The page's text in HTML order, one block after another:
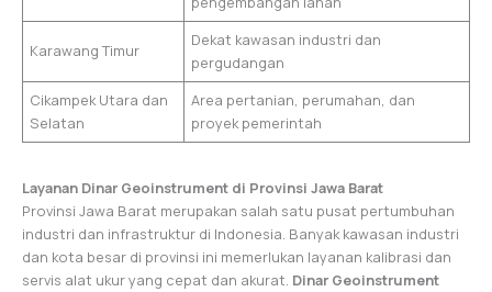
Karawang Timur
Dekat kawasan industri dan
pergudangan
Cikampek Utara dan
Selatan
Area pertanian, perumahan, dan
proyek pemerintah
Layanan Dinar Geoinstrument di Provinsi Jawa Barat
Provinsi Jawa Barat merupakan salah satu pusat pertumbuhan
industri dan infrastruktur di Indonesia. Banyak kawasan industri
dan kota besar di provinsi ini memerlukan layanan kalibrasi dan
servis alat ukur yang cepat dan akurat. Dinar Geoinstrument